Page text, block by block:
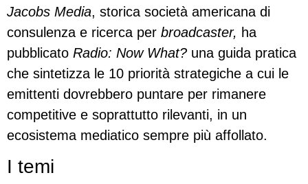
Jacobs Media, storica società americana di
consulenza e ricerca per broadcaster, ha
pubblicato Radio: Now What? una guida pratica
che sintetizza le 10 priorità strategiche a cui le
emittenti dovrebbero puntare per rimanere
competitive e soprattutto rilevanti, in un
ecosistema mediatico sempre più affollato.
I temi